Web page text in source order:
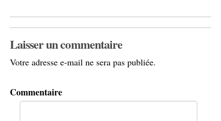
Laisser un commentaire
Votre adresse e-mail ne sera pas publiée.
Commentaire